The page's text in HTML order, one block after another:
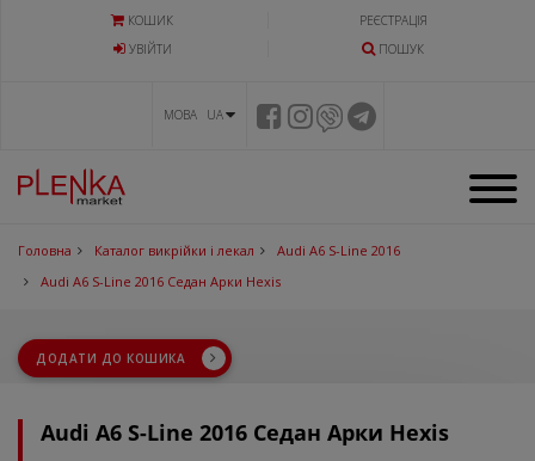
КОШИК
РЕЄСТРАЦІЯ
УВIЙТИ
ПОШУК
МОВА UA
Головна Каталог викрійки і лекал
Audi A6 S-Line 2016
Audi A6 S-Line 2016 Седан Арки Hexis
ДОДАТИ ДО КОШИКА
Audi A6 S-Line 2016 Седан Арки Hexis